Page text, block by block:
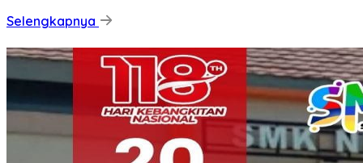
Selengkapnya